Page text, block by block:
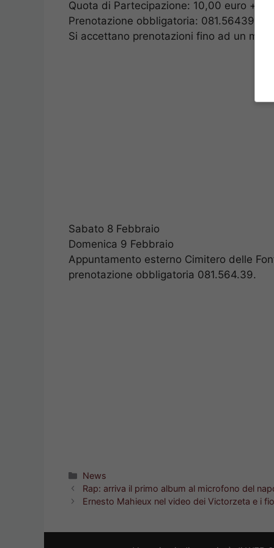
Quota di Partecipazione: 10,00 euro +
Prenotazione obbligatoria: 081.5643978
Si accettano prenotazioni fino ad un max
Sabato 8 Febbraio
Domenica 9 Febbraio
Appuntamento esterno Cimitero delle
prenotazione obbligatoria 081.564.39.
Categorie
News
Rap: arriva il primo album al microfono del
Ernesto Mahieux nel video dei Victorzeta e i